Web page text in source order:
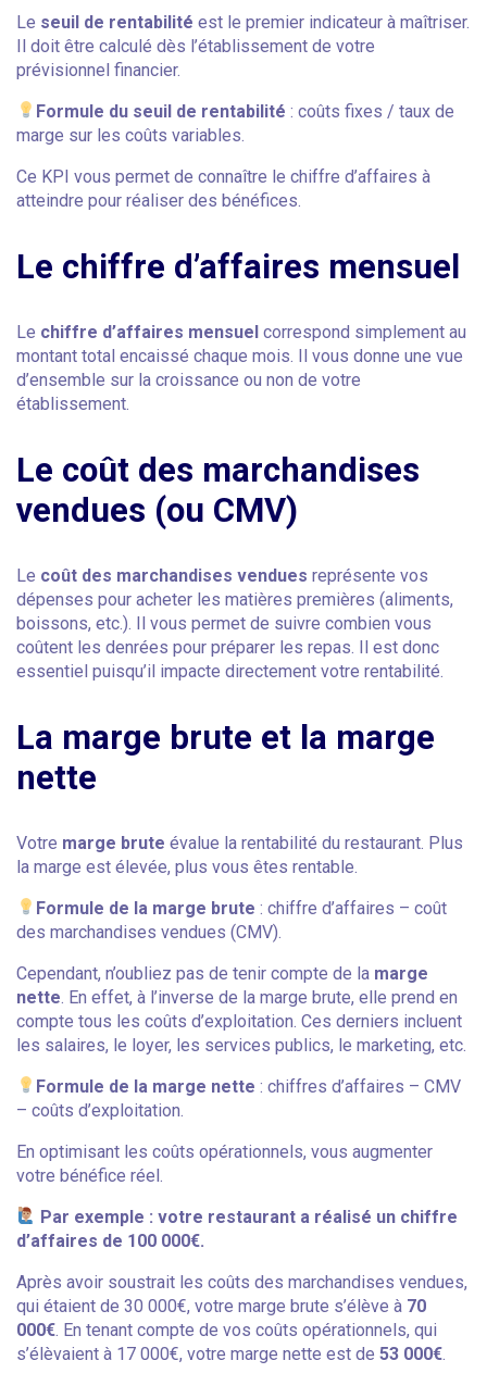
Le seuil de rentabilité est le premier indicateur à maîtriser.
Il doit être calculé dès l’établissement de votre
prévisionnel financier.
Formule du seuil de rentabilité : coûts fixes / taux de
marge sur les coûts variables.
Ce KPI vous permet de connaître le chiffre d’affaires à
atteindre pour réaliser des bénéfices.
Le chiffre d’affaires mensuel
Le chiffre d’affaires mensuel correspond simplement au
montant total encaissé chaque mois. Il vous donne une vue
d’ensemble sur la croissance ou non de votre
établissement.
Le coût des marchandises
vendues (ou CMV)
Le coût des marchandises vendues représente vos
dépenses pour acheter les matières premières (aliments,
boissons, etc.). Il vous permet de suivre combien vous
coûtent les denrées pour préparer les repas. Il est donc
essentiel puisqu’il impacte directement votre rentabilité.
La marge brute et la marge
nette
Votre marge brute évalue la rentabilité du restaurant. Plus
la marge est élevée, plus vous êtes rentable.
Formule de la marge brute : chiffre d’affaires – coût
des marchandises vendues (CMV).
Cependant, n’oubliez pas de tenir compte de la marge
nette . En effet, à l’inverse de la marge brute, elle prend en
compte tous les coûts d’exploitation. Ces derniers incluent
les salaires, le loyer, les services publics, le marketing, etc.
Formule de la marge nette : chiffres d’affaires – CMV
– coûts d’exploitation.
En optimisant les coûts opérationnels, vous augmenter
votre bénéfice réel.
Par exemple : votre restaurant a réalisé un chiffre
d’affaires de 100 000€.
Après avoir soustrait les coûts des marchandises vendues,
qui étaient de 30 000€, votre marge brute s’élève à 70
000€ . En tenant compte de vos coûts opérationnels, qui
s’élèvaient à 17 000€, votre marge nette est de 53 000€